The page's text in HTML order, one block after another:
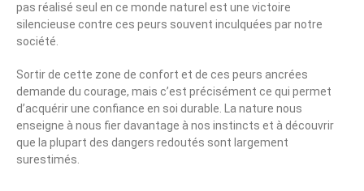
pas réalisé seul en ce monde naturel est une victoire
silencieuse contre ces peurs souvent inculquées par notre
société.
Sortir de cette zone de confort et de ces peurs ancrées
demande du courage, mais c’est précisément ce qui permet
d’acquérir une confiance en soi durable. La nature nous
enseigne à nous fier davantage à nos instincts et à découvrir
que la plupart des dangers redoutés sont largement
surestimés.